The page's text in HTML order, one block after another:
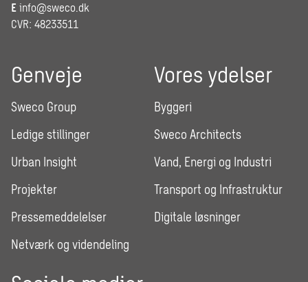
E info@sweco.dk
CVR: 48233511
Genveje
Sweco Group
Ledige stillinger
Urban Insight
Projekter
Pressemeddelelser
Netværk og videndeling
Vores ydelser
Byggeri
Sweco Architects
Vand, Energi og Industri
Transport og Infrastruktur
Digitale løsninger